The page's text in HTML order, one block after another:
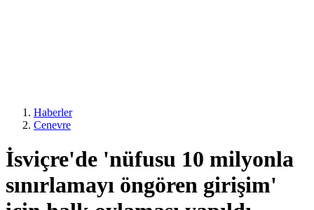
Haberler
Cenevre
İsviçre'de 'nüfusu 10 milyonla
sınırlamayı öngören girişim'